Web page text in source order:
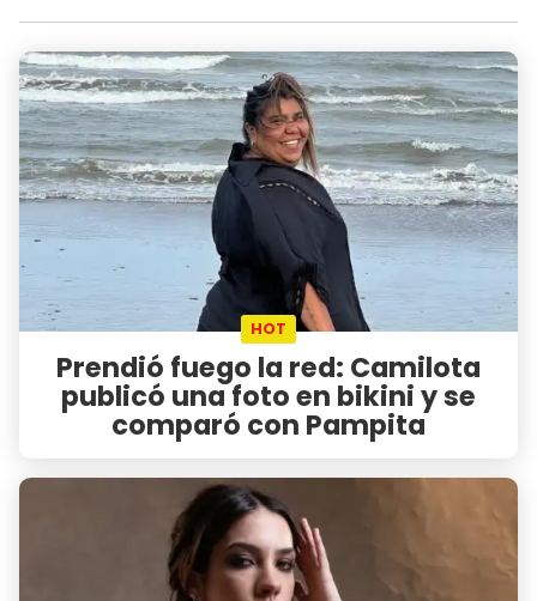
HOT
Prendió fuego la red: Camilota
publicó una foto en bikini y se
comparó con Pampita